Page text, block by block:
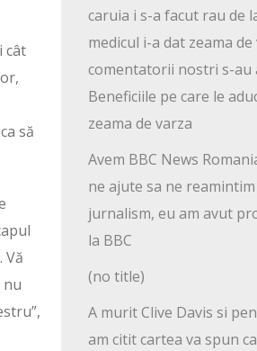
cât
să
Vă
nu
caruia i s-a facut rau de
medicul i-a dat zeama
comentatorii nostri s-au
Beneficiile pe care le
zeama de varza
Avem BBC News
ne ajute sa ne
jurnalism, eu am avut
la BBC
(no title)
A murit Clive Davis si
am citit cartea va spun